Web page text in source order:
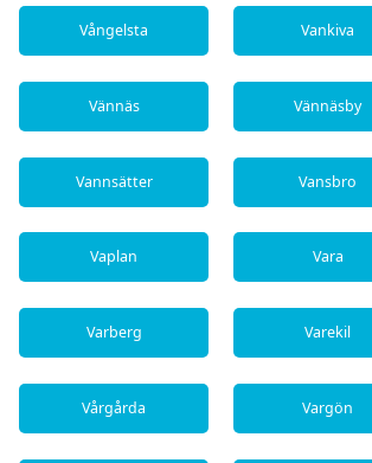
Vångelsta Vankiva
Vännäs Vännäsby
Vannsätter Vansbro
Vaplan Vara
Varberg Varekil
Vårgårda Vargön